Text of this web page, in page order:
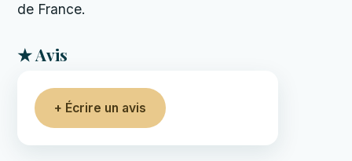
de France.
★ Avis
+ Écrire un avis